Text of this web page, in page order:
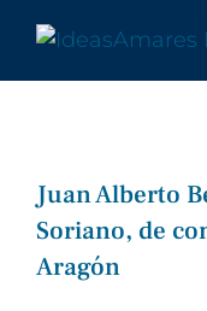
contenido
Juan Alberto
Soriano, de
Aragón